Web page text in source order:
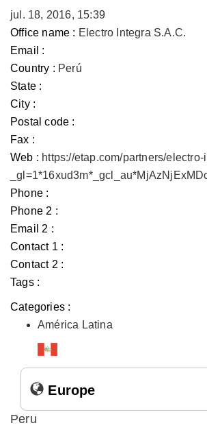
jul. 18, 2016, 15:39
Office name : Electro Integra S.A.C.
Email :
Country : Perú
State :
City :
Postal code :
Fax :
Web : https://etap.com/partners/
Phone :
Phone 2 :
Email 2 :
Contact 1 :
Contact 2 :
Tags :
Categories :
América Latina
Europe
Peru